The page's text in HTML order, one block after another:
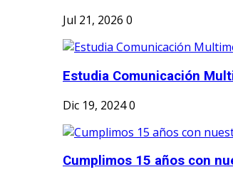
Jul 21, 2026 0
Estudia Comunicación
Dic 19, 20240
Cumplimos 15 años con